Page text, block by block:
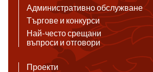
Административно обслужване
Търгове и конкурси
Най-често срещани
въпроси и отговори
Проекти